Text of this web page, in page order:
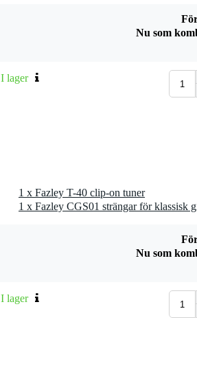
Nu som
I lager
1 x Fazley T-40 clip-on tuner
1 x Fazley CGS01 strängar för klassisk
Nu som
I lager